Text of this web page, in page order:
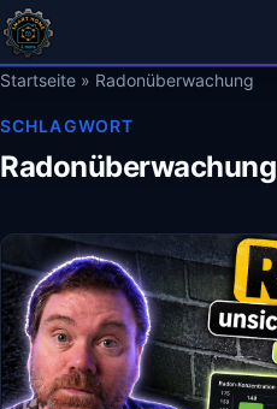
Startseite » Radonüberwachung
SCHLAGWORT
Radonüberwachung